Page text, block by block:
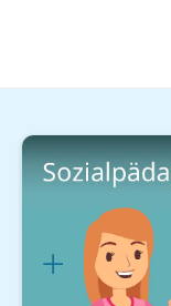
Soziale Berufe
Gehalt
Lernplan